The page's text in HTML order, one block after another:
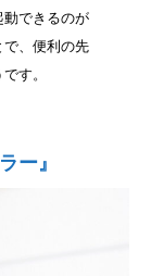
動できるのが
で、便利の先
す。
ー』